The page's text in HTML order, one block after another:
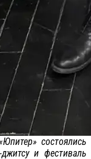
состоялись
и фестиваль